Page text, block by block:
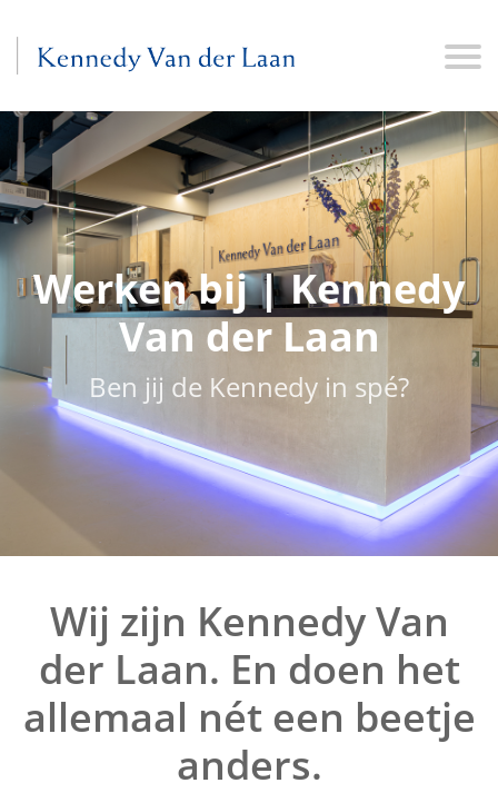
Werken bij | Kennedy
Van der Laan
Ben jij de Kennedy in spé?
Wij zijn Kennedy Van
der Laan. En doen het
allemaal nét een beetje
anders.